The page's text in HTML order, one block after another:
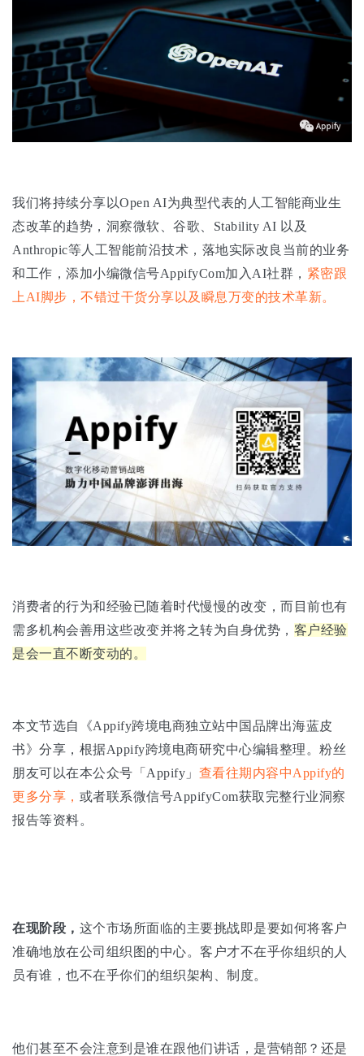
我们将持续分享以Open AI为典型代表的人工智能商业生
态改革的趋势，洞察微软、谷歌、Stability AI 以及
Anthropic等人工智能前沿技术，落地实际改良当前的业务
和工作，添加小编微信号AppifyCom加入AI社群， 紧密跟
上AI脚步，不错过干货分享以及瞬息万变的技术革新。
消费者的行为和经验已随着时代慢慢的改变，而目前也有
需多机构会善用这些改变并将之转为自身优势， 客户经验
是会一直不断变动的。
本文节选自《Appify跨境电商独立站中国品牌出海蓝皮
书》分享，根据Appify跨境电商研究中心编辑整理。粉丝
朋友可以在本公众号「Appify」 查看往期内容中Appify的
更多分享， 或者联系微信号AppifyCom获取完整行业洞察
报告等资料。
在现阶段， 这个市场所面临的主要挑战即是要如何将客户
准确地放在公司组织图的中心。客户才不在乎你组织的人
员有谁，也不在乎你们的组织架构、制度。
他们甚至不会注意到是谁在跟他们讲话，是营销部？还是